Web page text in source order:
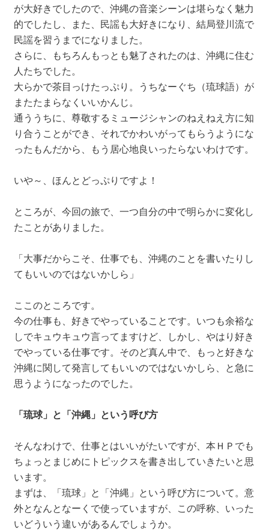
が大好きでしたので、沖縄の音楽シーンは堪らなく魅力
的でしたし、また、民謡も大好きになり、結局登川流で
民謡を習うまでになりました。
さらに、もちろんもっとも魅了されたのは、沖縄に住む
人たちでした。
大らかで茶目っけたっぷり。うちなーぐち（琉球語）が
またたまらなくいいかんじ。
通ううちに、尊敬するミュージシャンのねえねえ方に知
り合うことができ、それでかわいがってもらうようにな
ったもんだから、もう居心地良いったらないわけです。
いや～、ほんとどっぷりですよ！
ところが、今回の旅で、一つ自分の中で明らかに変化し
たことがありました。
「大事だからこそ、仕事でも、沖縄のことを書いたりし
てもいいのではないかしら」
ここのところです。
今の仕事も、好きでやっていることです。いつも余裕な
しでキュウキュウ言ってますけど、しかし、やはり好き
でやっている仕事です。そのど真ん中で、もっと好きな
沖縄に関して発言してもいいのではないかしら、と急に
思うようになったのでした。
「琉球」と「沖縄」という呼び方
そんなわけで、仕事とはいいがたいですが、本ＨＰでも
ちょっとまじめにトピックスを書き出していきたいと思
います。
まずは、「琉球」と「沖縄」という呼び方について。意
外となんとなーくで使っていますが、この呼称、いった
いどういう違いがあるんでしょうか。